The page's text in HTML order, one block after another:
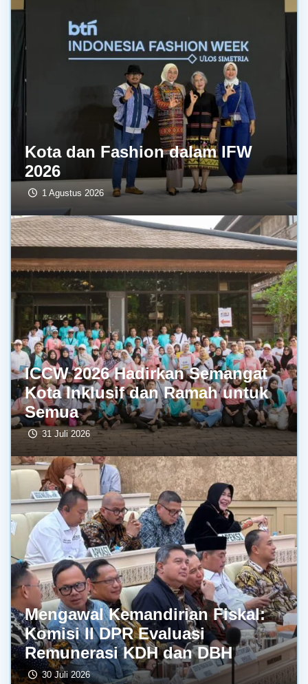
Kota dan Fashion dalam IFW
2026
1 Agustus 2026
ICCW 2026 Hadirkan Semangat
Kota Inklusif dan Ramah untuk
Semua
31 Juli 2026
Mengawal Kemandirian Fiskal:
Komisi II DPR Evaluasi
Remunerasi KDH dan DBH
30 Juli 2026